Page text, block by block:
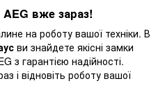
вже зараз!
на роботу вашої техніки. В
ви знайдете якісні замки
з гарантією надійності.
і відновіть роботу вашої